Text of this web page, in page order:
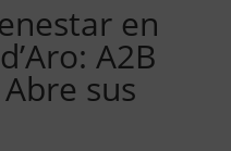
en
A2B
sus